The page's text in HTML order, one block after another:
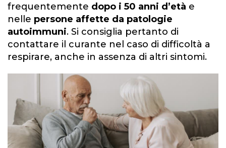
frequentemente dopo i 50 anni d’età e
nelle persone affette da patologie
autoimmuni. Si consiglia pertanto di
contattare il curante nel caso di difficoltà a
respirare, anche in assenza di altri sintomi.